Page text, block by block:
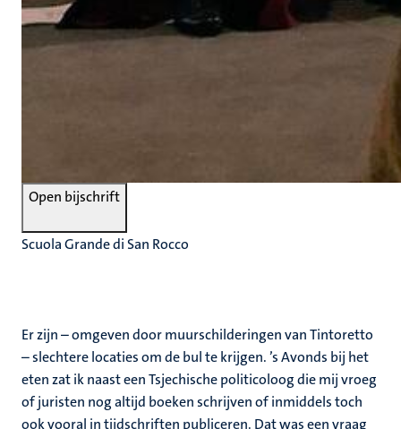
Open bijschrift
Scuola Grande di San Rocco
Er zijn – omgeven door muurschilderingen van Tintoretto
– slechtere locaties om de bul te krijgen. ’s Avonds bij het
eten zat ik naast een Tsjechische politicoloog die mij vroeg
of juristen nog altijd boeken schrijven of inmiddels toch
ook vooral in tijdschriften publiceren. Dat was een vraag